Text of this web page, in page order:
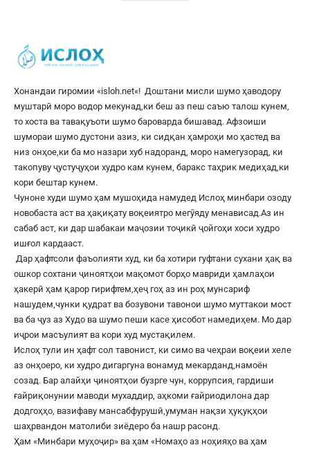
Хонандаи гиромии «isloh.net«! Доштани мисли шумо ҳаводору
муштарӣ моро водор мекунад,ки беш аз пеш саъю талош кунем,
то хоста ва тавақуъоти шумо бароварда бишавад. Афзоиши
шумораи шумо дустони азиз, ки сидқан ҳамроҳи мо ҳастед ва
низ онҳое,ки ба мо назари хуб надоранд, моро намегузорад, ки
такопуву ҷустуҷуҳои худро кам кунем, баракс таҳрик медиҳад,ки
кори бештар кунем.
Чуноне худи шумо ҳам мушоҳида намудед Ислоҳ минбари озоду
новобаста аст ва ҳақиқату воқеиятро мегӯяду менависад.Аз ин
сабаб аст, ки дар шабакаи маҷозии тоҷикӣ ҷойгоҳи хоси худро
ишғол кардааст.
Дар ҳафтсоли фаъолияти худ, ки ба хотири гуфтани сухани ҳақ ва
ошкор сохтани ҷиноятҳои мақомот борҳо мавриди ҳамлаҳои
ҳакерӣ ҳам қарор гирифтем,ҳеҷ гоҳ аз ин роҳ мунсариф
нашудем,чунки қудрат ва бозувони тавонои шумо муттакои мост
ва ба ҷуз аз Худо ва шумо пеши касе ҳисобот намедиҳем. Мо дар
иҷрои масъулият ва кори худ мустақилем.
Ислоҳ тули ин ҳафт сол тавонист, ки симо ва чеҳраи воқеии хеле
аз онҳоеро, ки худро дигаргуна вонамуд мекарданд,намоён
созад. Бар алайҳи ҷиноятҳои бузрге чун, коррупсия, гардиши
ғайриқонунии маводи мухаддир, аҳкоми ғайриодилона дар
додгоҳҳо, вазифаву мансабфурушӣ,умуман нақзи ҳуқуқҳои
шаҳрвандон матолиби зиёдеро ба нашр расонд.
Ҳам «Минбари муҳоҷир» ва ҳам «Номаҳо аз ноҳияҳо ва ҳам